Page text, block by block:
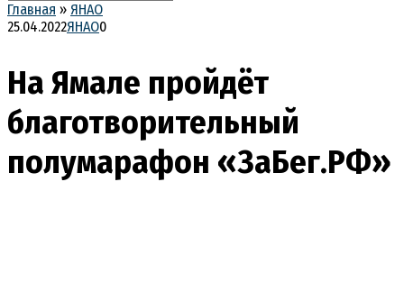
for:
Главная » ЯНАО
25.04.2022ЯНАО0
На Ямале пройдёт
благотворительный
полумарафон «ЗаБег.РФ»